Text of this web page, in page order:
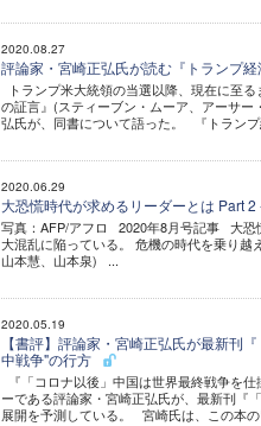
2020.08.27
評論家・宮崎正弘氏が読む『トランプ
トランプ米大統領の当選以降、現在に至
の証言』(スティーブン・ムーア、アーサ
弘氏が、同書について語った。 『トラン
2020.06.29
大恐慌時代が求めるリーダーとは Part
写真：AFP/アフロ 2020年8月号記事 大恐
大混乱に陥っている。 危機の時代を乗り
山本慧、山本泉) ...
2020.05.19
【書評】評論家・宮崎正弘氏が最新刊
中戦争"の行方
『「コロナ以後」中国は世界最終戦争を
ーである評論家・宮崎正弘氏が、最新刊『
展開を予測している。 宮崎氏は、この本